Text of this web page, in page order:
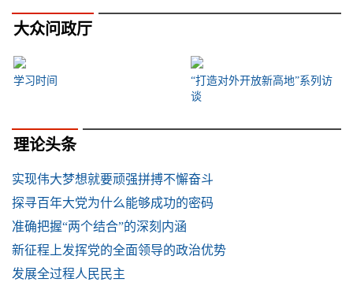
大众问政厅
学习时间
“打造对外开放新高地”系列访
谈
理论头条
实现伟大梦想就要顽强拼搏不懈奋斗
探寻百年大党为什么能够成功的密码
准确把握“两个结合”的深刻内涵
新征程上发挥党的全面领导的政治优势
发展全过程人民民主